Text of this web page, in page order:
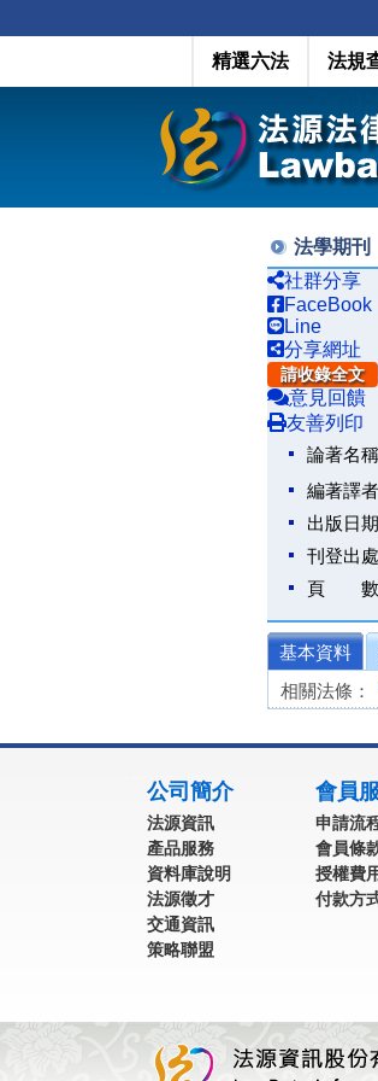
精選六法 法規
法學期刊
社群分享
FaceBook
Line
分享網址
請收錄全文
意見回饋
友善列印
論著名稱
編著譯者
出版日期
刊登出處
頁 數
基本資料
相關法條：
公司簡介
法源資訊
產品服務
資料庫說明
法源徵才
交通資訊
策略聯盟
會員
申請流
會員條
授權費
付款方